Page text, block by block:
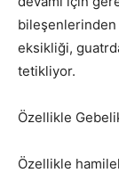
bileşenlerinden
eksikliği,
tetikliyor.
Özellikle
Özellikle